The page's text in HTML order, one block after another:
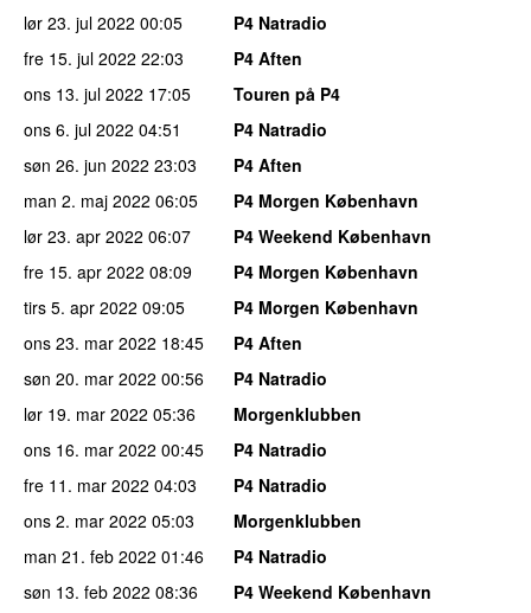
lør 23. jul 2022 00:05
P4 Natradio
fre 15. jul 2022 22:03
P4 Aften
ons 13. jul 2022 17:05
Touren på P4
ons 6. jul 2022 04:51
P4 Natradio
søn 26. jun 2022 23:03
P4 Aften
man 2. maj 2022 06:05
P4 Morgen København
lør 23. apr 2022 06:07
P4 Weekend København
fre 15. apr 2022 08:09
P4 Morgen København
tirs 5. apr 2022 09:05
P4 Morgen København
ons 23. mar 2022 18:45
P4 Aften
søn 20. mar 2022 00:56
P4 Natradio
lør 19. mar 2022 05:36
Morgenklubben
ons 16. mar 2022 00:45
P4 Natradio
fre 11. mar 2022 04:03
P4 Natradio
ons 2. mar 2022 05:03
Morgenklubben
man 21. feb 2022 01:46
P4 Natradio
søn 13. feb 2022 08:36
P4 Weekend København